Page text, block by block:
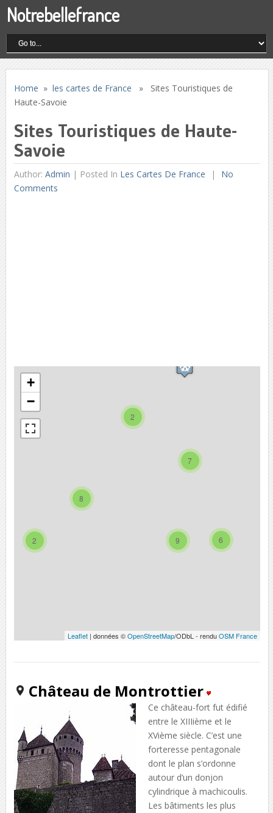
Notrebellefrance
Home » les cartes de France » Sites Touristiques de
Haute-Savoie
Sites Touristiques de Haute-
Savoie
Author: Admin | Posted In Les Cartes De France
No
Comments
2
7
9 6
2
8
+
−
Leaflet | données ©OpenStreetMap/ODbL - renduOSM France
Château de Montrottier
Ce château-fort fut édifié
entre le XIIIième et le
XVième siècle. C’est une
forteresse pentagonale
dont le plan s’ordonne
autour d’un donjon
cylindrique à machicoulis.
Les bâtiments les plus